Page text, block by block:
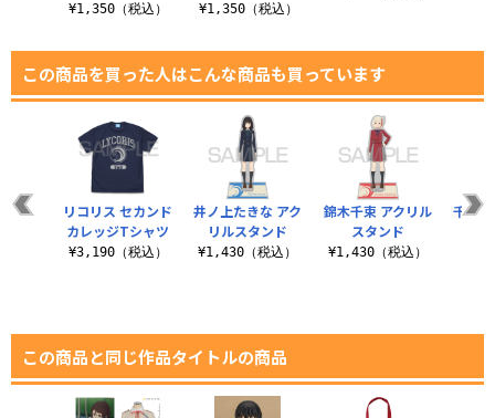
¥1,350（税込）
¥1,350（税込）
この商品を買った人はこんな商品も買っています
井ノ上たきな アク
リルスタンド
¥1,430（税込）
錦木千束 アクリル
スタンド
¥1,430（税込）
千束
リコリス セカンド
カレッジTシャツ
¥3,190（税込）
この商品と同じ作品タイトルの商品